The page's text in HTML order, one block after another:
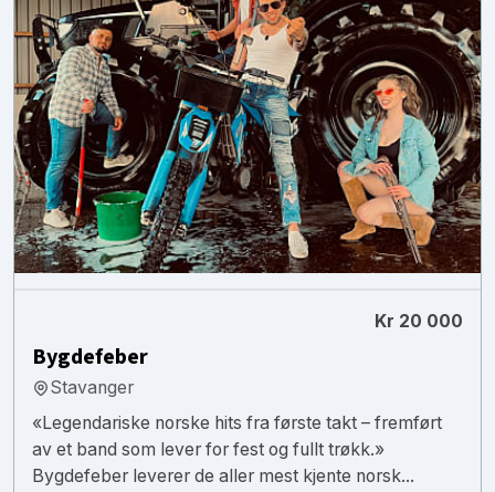
Kr 20 000
Bygdefeber
Stavanger
«Legendariske norske hits fra første takt – fremført
av et band som lever for fest og fullt trøkk.»
Bygdefeber leverer de aller mest kjente norsk...